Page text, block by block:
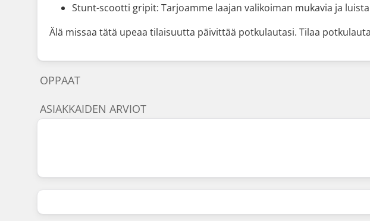
Stunt-scootti gripit: Tarjoamme laajan valikoiman mukavia ja
Älä missaa tätä upeaa tilaisuutta päivittää potkulautasi. Tilaa
OPPAAT
ASIAKKAIDEN ARVIOT